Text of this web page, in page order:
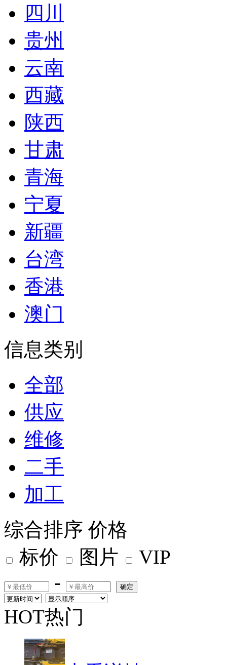
四川
贵州
云南
西藏
陕西
甘肃
青海
宁夏
新疆
台湾
香港
澳门
信息类别
全部
供应
维修
二手
加工
综合排序 价格
标价
图片
VIP
-
确定
HOT热门